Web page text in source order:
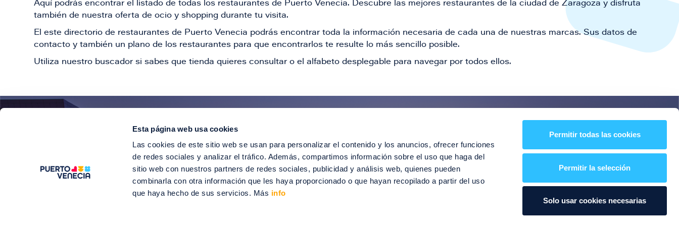
Esta página web usa cookies
Las cookies de este sitio web se usan para personalizar el contenido y los anuncios, ofrecer funciones
de redes sociales y analizar el tráfico. Además, compartimos información sobre el uso que haga del
sitio web con nuestros partners de redes sociales, publicidad y análisis web, quienes pueden
combinarla con otra información que les haya proporcionado o que hayan recopilado a partir del uso
que haya hecho de sus servicios. Más info
Permitir todas las cookies
Permitir la selección
Solo usar cookies necesarias
Aquí podrás encontrar el listado de todas los restaurantes de Puerto Venecia. Descubre las mejores restaurantes de la ciudad de Zaragoza y disfruta
también de nuestra oferta de ocio y shopping durante tu visita.
El este directorio de restaurantes de Puerto Venecia podrás encontrar toda la información necesaria de cada una de nuestras marcas. Sus datos de
contacto y también un plano de los restaurantes para que encontrarlos te resulte lo más sencillo posible.
Utiliza nuestro buscador si sabes que tienda quieres consultar o el alfabeto desplegable para navegar por todos ellos.
¡Entérate de todas nuestras novedades!
Suscríbete para recibir ofertas especiales, descuentos, eventos y mucho más
SUSCRÍBETE